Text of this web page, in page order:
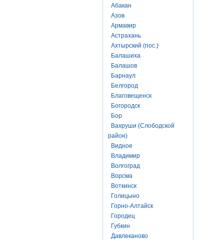
Абакан
Азов
Армавир
Астрахань
Ахтырский (пос.)
Балашиха
Балашов
Барнаул
Белгород
Благовещенск
Богородск
Бор
Вахруши (Слободской
район)
Видное
Владимир
Волгоград
Ворсма
Воткинск
Голицыно
Горно-Алтайск
Городец
Губкин
Давлеканово